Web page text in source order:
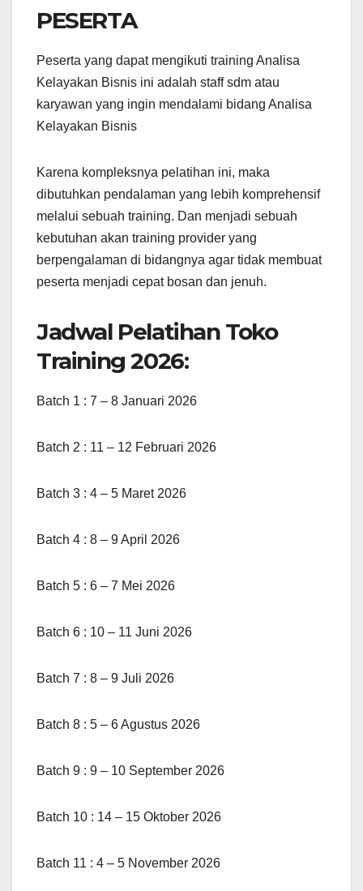
PESERTA
Peserta yang dapat mengikuti training Analisa
Kelayakan Bisnis ini adalah staff sdm atau
karyawan yang ingin mendalami bidang Analisa
Kelayakan Bisnis
Karena kompleksnya pelatihan ini, maka
dibutuhkan pendalaman yang lebih komprehensif
melalui sebuah training. Dan menjadi sebuah
kebutuhan akan training provider yang
berpengalaman di bidangnya agar tidak membuat
peserta menjadi cepat bosan dan jenuh.
Jadwal Pelatihan Toko
Training 2026:
Batch 1 : 7 – 8 Januari 2026
Batch 2 : 11 – 12 Februari 2026
Batch 3 : 4 – 5 Maret 2026
Batch 4 : 8 – 9 April 2026
Batch 5 : 6 – 7 Mei 2026
Batch 6 : 10 – 11 Juni 2026
Batch 7 : 8 – 9 Juli 2026
Batch 8 : 5 – 6 Agustus 2026
Batch 9 : 9 – 10 September 2026
Batch 10 : 14 – 15 Oktober 2026
Batch 11 : 4 – 5 November 2026